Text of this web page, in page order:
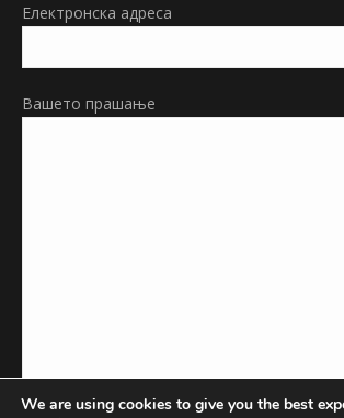
Електронска адреса
Вашето прашање
We are using cookies to give you the best